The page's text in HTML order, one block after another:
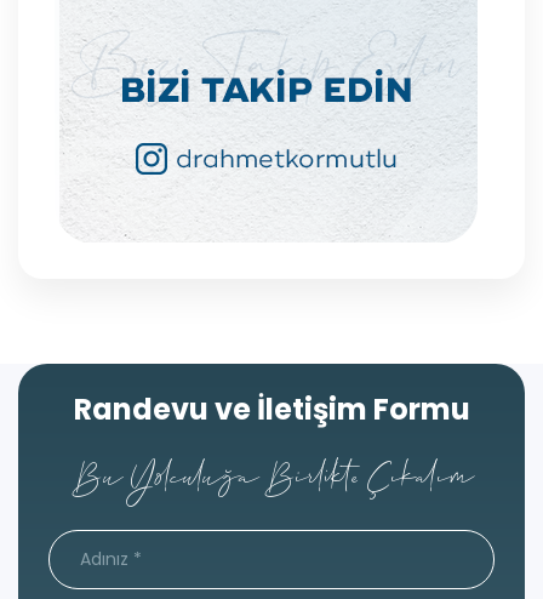
Randevu ve İletişim Formu
Bu Yolculuğa Birlikte Çıkalım